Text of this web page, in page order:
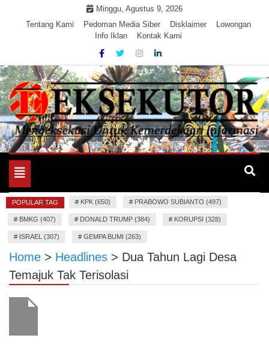
Minggu, Agustus 9, 2026
Tentang Kami
Pedoman Media Siber Disklaimer
Lowongan
Info Iklan
Kontak Kami
EKSEKUTOR
Mengeksekusi Berita Untuk Kemerdekaan dan Keadilan
Toggle
navigation
POPULAR TAG # KPK (650) # PRABOWO SUBIANTO (497)
# BMKG (407) # DONALD TRUMP (384) # KORUPSI (328)
# ISRAEL (307) # GEMPA BUMI (263)
Home > Headlines > Dua Tahun Lagi Desa
Temajuk Tak Terisolasi